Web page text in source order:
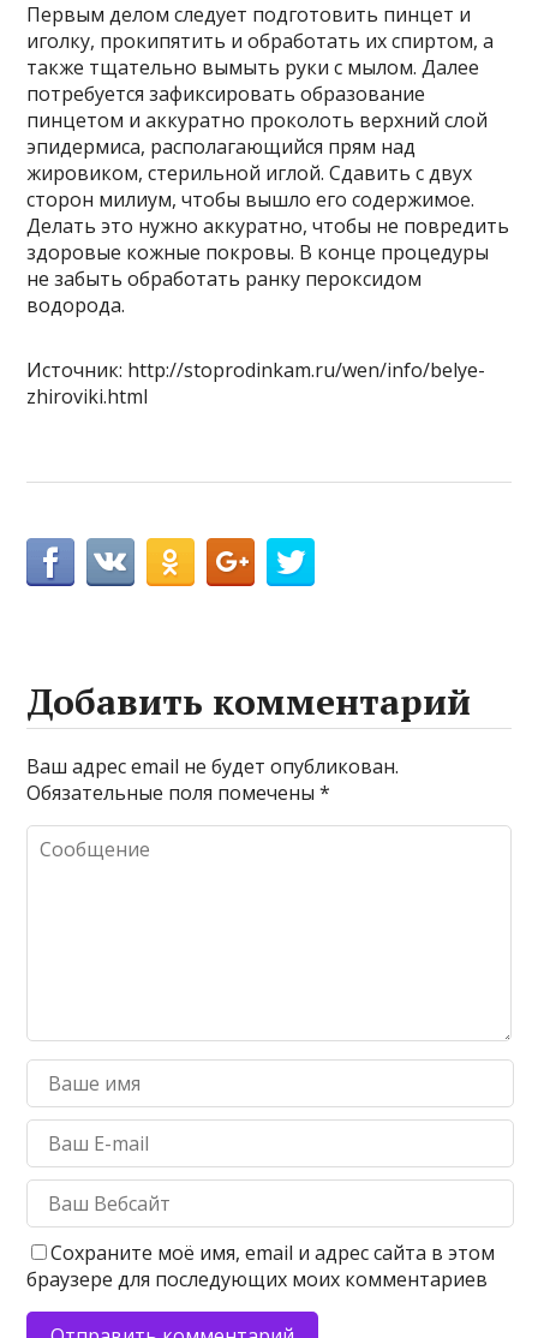
Первым делом следует подготовить пинцет и
иголку, прокипятить и обработать их спиртом, а
также тщательно вымыть руки с мылом. Далее
потребуется зафиксировать образование
пинцетом и аккуратно проколоть верхний слой
эпидермиса, располагающийся прям над
жировиком, стерильной иглой. Сдавить с двух
сторон милиум, чтобы вышло его содержимое.
Делать это нужно аккуратно, чтобы не повредить
здоровые кожные покровы. В конце процедуры
не забыть обработать ранку пероксидом
водорода.
Источник: http://stoprodinkam.ru/wen/info/belye-
zhiroviki.html
Добавить комментарий
Ваш адрес email не будет опубликован.
Обязательные поля помечены*
Сохраните моё имя, email и адрес сайта в этом
браузере для последующих моих комментариев